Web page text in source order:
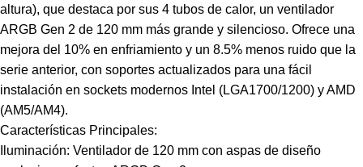
altura), que destaca por sus 4 tubos de calor, un ventilador
ARGB Gen 2 de 120 mm más grande y silencioso. Ofrece una
mejora del 10% en enfriamiento y un 8.5% menos ruido que la
serie anterior, con soportes actualizados para una fácil
instalación en sockets modernos Intel (LGA1700/1200) y AMD
(AM5/AM4).
Características Principales:
Iluminación: Ventilador de 120 mm con aspas de diseño